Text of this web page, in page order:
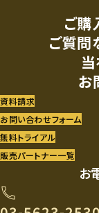
ご購
ご質問
お
資料請求
お問い合わせフォーム
無料トライアル
販売パートナー一覧
お